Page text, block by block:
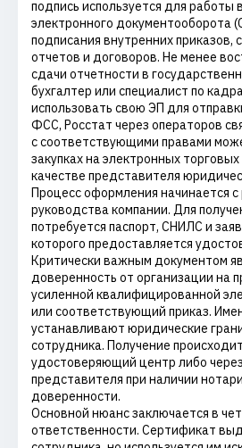
подпись используется для работы
электронного документооборота
подписания внутренних приказов,
отчетов и договоров. Не менее
сдачи отчетности в
бухгалтер или специалист по
использовать свою ЭП для
ФСС, Росстат через операторов
с соответствующими правами
закупках на электронных
качестве представителя
Процесс оформления начинается
руководства компании. Для
потребуется паспорт, СНИЛС и
которого предоставляется
Критически важным документом
доверенность от организации на
усиленной квалифицированной
или соответствующий приказ.
устанавливают юридические
сотрудника. Получение
удостоверяющий центр либо
представителя при наличии
доверенности.
Основной нюанс заключается в
ответственности. Сертификат